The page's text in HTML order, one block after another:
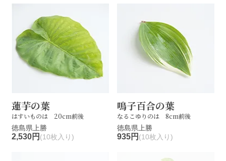
蓮芋の葉
はすいものは 20cm前後
徳島県上勝
2,530円 (10枚入り)
鳴子百合の葉
なるこゆりのは 8cm前後
徳島県上勝
935円 (10枚入り)